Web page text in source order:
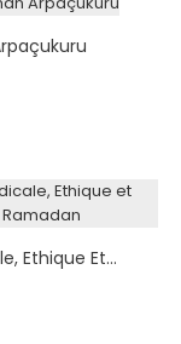
Ethique Et...